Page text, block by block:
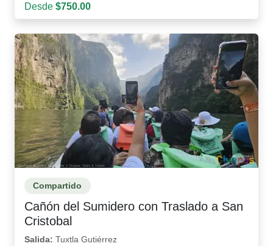
Desde $750.00
Compartido
Cañón del Sumidero con Traslado a San
Cristobal
Salida: Tuxtla Gutiérrez